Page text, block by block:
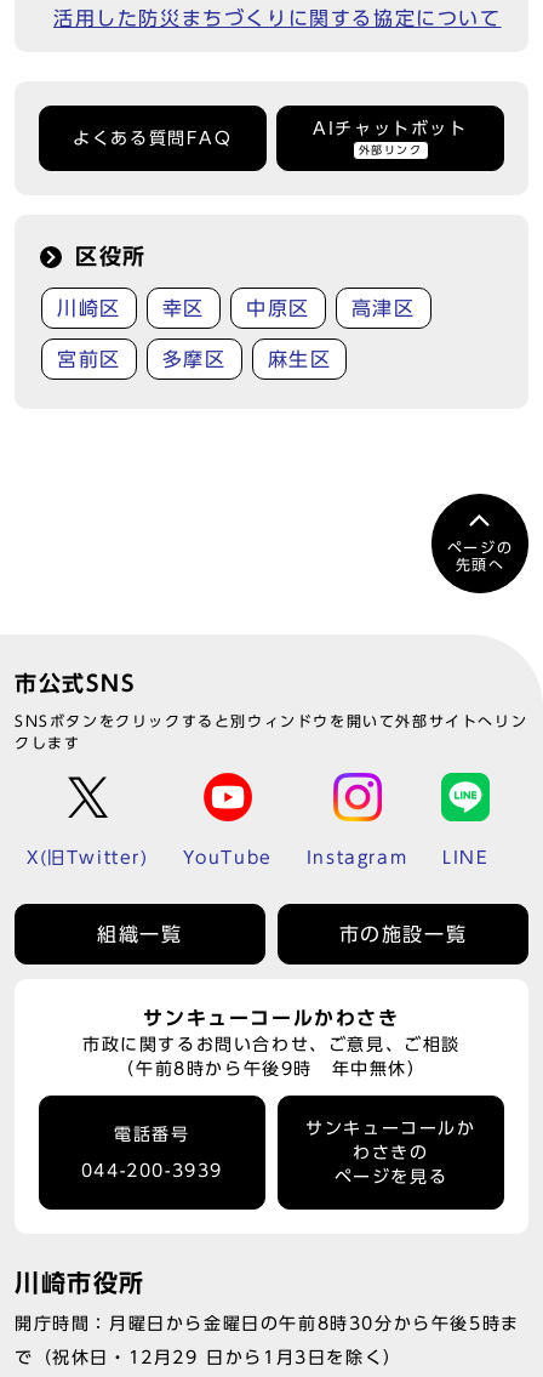
活用した防災まちづくりに関する協定について
よくある質問FAQ
AIチャットボット
外部リンク
区役所
川崎区 幸区 中原区 高津区
宮前区 多摩区 麻生区
ページの
先頭へ
市公式SNS
SNSボタンをクリックすると別ウィンドウを開いて外部サイトへリン
クします
X(旧Twitter) YouTube Instagram LINE
組織一覧 市の施設一覧
サンキューコールかわさき
市政に関するお問い合わせ、ご意見、ご相談
（午前8時から午後9時 年中無休）
電話番号
044-200-3939
サンキューコールか
わさきの
ページを見る
川崎市役所
開庁時間：月曜日から金曜日の午前8時30分から午後5時ま
で（祝休日・12月29 日から1月3日を除く）